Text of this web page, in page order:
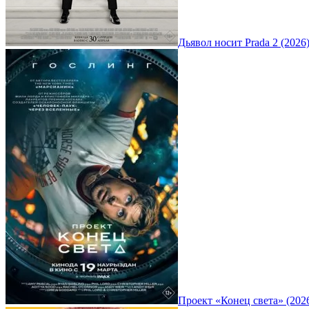
Дьявол носит Prada 2 (2026)
Проект «Конец света»